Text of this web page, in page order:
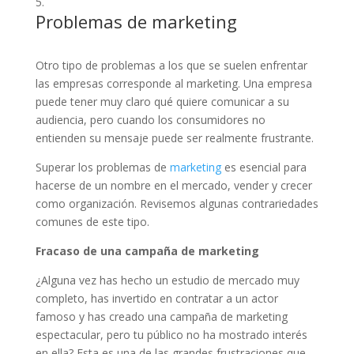
Problemas de marketing
Otro tipo de problemas a los que se suelen enfrentar
las empresas corresponde al marketing. Una empresa
puede tener muy claro qué quiere comunicar a su
audiencia, pero cuando los consumidores no
entienden su mensaje puede ser realmente frustrante.
Superar los problemas de marketinges esencial para
hacerse de un nombre en el mercado, vender y crecer
como organización. Revisemos algunas contrariedades
comunes de este tipo.
Fracaso de una campaña de marketing
¿Alguna vez has hecho un estudio de mercado muy
completo, has invertido en contratar a un actor
famoso y has creado una campaña de marketing
espectacular, pero tu público no ha mostrado interés